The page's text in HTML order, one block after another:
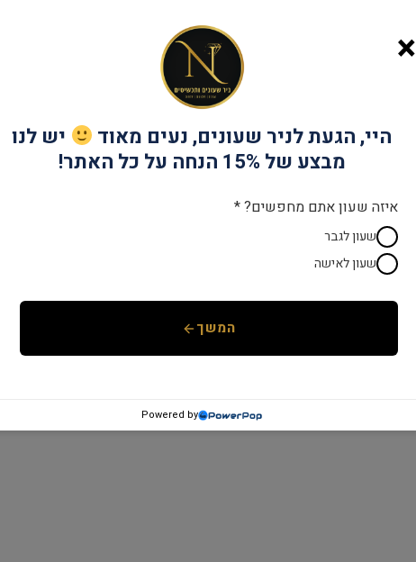
שנתיים אחריות
קטגוריות: emboss מותגים ,שעונים לגבר
×
היי, הגעת לניר שעונים, נעים מאוד
יש לנו
מבצע של 15% הנחה על כל האתר!
איזה שעון אתם מחפשים? *
שעון לגבר
שעון לאישה
המשך
Powered by